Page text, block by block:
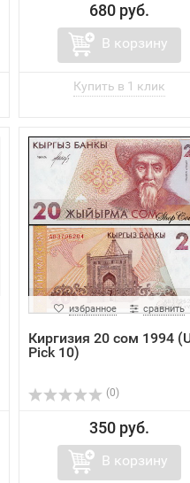
680 руб.
В корзину
избранное сравнить
Киргизия 20 сом 1994
Pick 10)
(0)
350 руб.
В корзину